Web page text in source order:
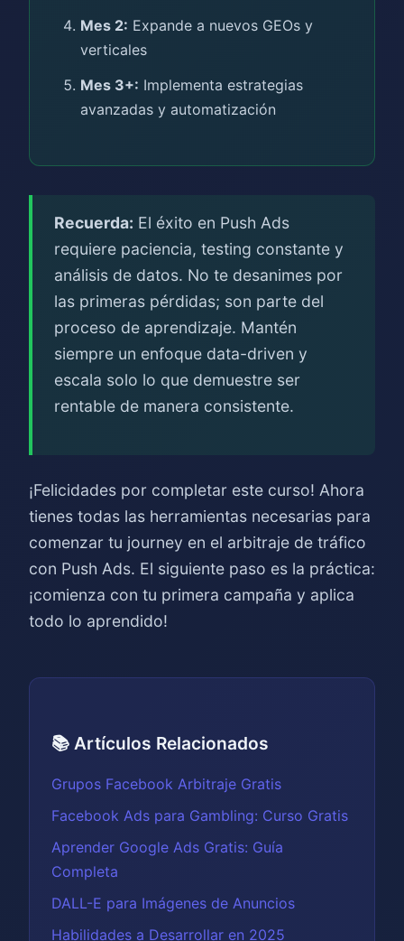
Mes 2: Expande a nuevos GEOs y
verticales
Mes 3+: Implementa estrategias
avanzadas y automatización
Recuerda: El éxito en Push Ads
requiere paciencia, testing constante y
análisis de datos. No te desanimes por
las primeras pérdidas; son parte del
proceso de aprendizaje. Mantén
siempre un enfoque data-driven y
escala solo lo que demuestre ser
rentable de manera consistente.
¡Felicidades por completar este curso! Ahora
tienes todas las herramientas necesarias para
comenzar tu journey en el arbitraje de tráfico
con Push Ads. El siguiente paso es la práctica:
¡comienza con tu primera campaña y aplica
todo lo aprendido!
📚 Artículos Relacionados
Grupos Facebook Arbitraje Gratis
Facebook Ads para Gambling: Curso Gratis
Aprender Google Ads Gratis: Guía
Completa
DALL-E para Imágenes de Anuncios
Habilidades a Desarrollar en 2025